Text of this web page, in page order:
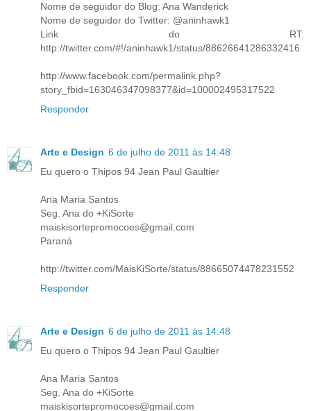
Nome de seguidor do Blog: Ana Wanderick
Nome de seguidor do Twitter: @aninhawk1
Link do RT:
http://twitter.com/#!/aninhawk1/status/88626641286332416
http://www.facebook.com/permalink.php?
story_fbid=163046347098377&id=100002495317522
Responder
Arte e Design 6 de julho de 2011 às 14:48
Eu quero o Thipos 94 Jean Paul Gaultier
Ana Maria Santos
Seg. Ana do +KiSorte
maiskisortepromocoes@gmail.com
Paraná
http://twitter.com/MaisKiSorte/status/88665074478231552
Responder
Arte e Design 6 de julho de 2011 às 14:48
Eu quero o Thipos 94 Jean Paul Gaultier
Ana Maria Santos
Seg. Ana do +KiSorte
maiskisortepromocoes@gmail.com